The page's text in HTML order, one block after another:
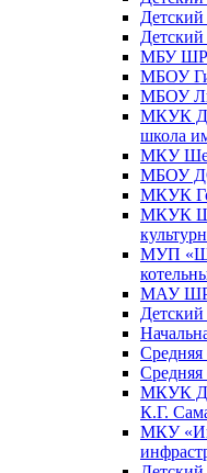
МБУ ШР
МБОУ
МБОУ
МКУК
школа
МКУ
МБОУ
МКУК
МКУК
МУП
МАУ ШР
Средняя
Средняя
МКУК
К.Г.
МКУ